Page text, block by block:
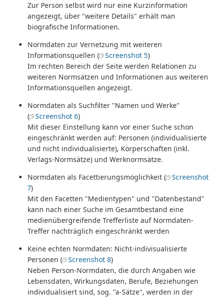
Zur Person selbst wird nur eine Kurzinformation
angezeigt, über "weitere Details" erhält man
biografische Informationen.
Normdaten zur Vernetzung mit weiteren
Informationsquellen (
Screenshot 5)
Im rechten Bereich der Seite werden Relationen zu
weiteren Normsätzen und Informationen aus weiteren
Informationsquellen angezeigt.
Normdaten als Suchfilter "Namen und Werke"
(
Screenshot 6)
Mit dieser Einstellung kann vor einer Suche schon
eingeschränkt werden auf: Personen (individualisierte
und nicht individualisierte), Körperschaften (inkl.
Verlags-Normsätze) und Werknormsätze.
Normdaten als Facettierungsmöglichkeit (
Screenshot
7)
Mit den Facetten "Medientypen" und "Datenbestand"
kann nach einer Suche im Gesamtbestand eine
medienübergreifende Trefferliste auf Normdaten-
Treffer nachträglich eingeschränkt werden
Keine echten Normdaten: Nicht-indivisualisierte
Personen (
Screenshot 8)
Neben Person-Normdaten, die durch Angaben wie
Lebensdaten, Wirkungsdaten, Berufe, Beziehungen
individualisiert sind, sog. "a-Sätze", werden in der